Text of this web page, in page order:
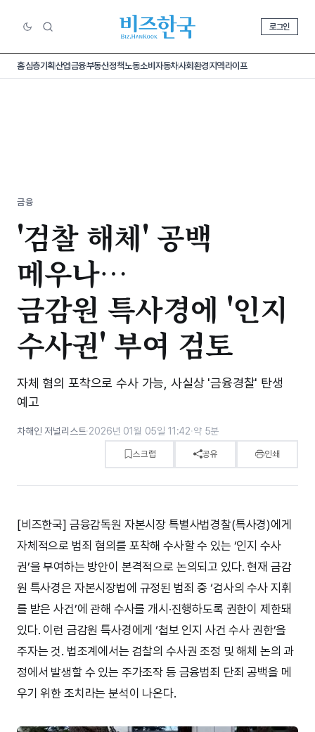
로그인
홈심층기획산업금융부동산정책노동소비 자동차사회환경지역라이프
금융
'검찰 해체' 공백
메우나…
금감원 특사경에 '인지
수사권' 부여 검토
자체 혐의 포착으로 수사 가능, 사실상 '금융경찰' 탄생
예고
차해인 저널리스트·2026년 01월 05일 11:42·약 5분
스크랩 공유 인쇄
[비즈한국] 금융감독원 자본시장 특별사법경찰(특사경)에게
자체적으로 범죄 혐의를 포착해 수사할 수 있는 ‘인지 수사
권’을 부여하는 방안이 본격적으로 논의되고 있다. 현재 금감
원 특사경은 자본시장법에 규정된 범죄 중 ‘검사의 수사 지휘
를 받은 사건’에 관해 수사를 개시·진행하도록 권한이 제한돼
있다. 이런 금감원 특사경에게 ‘첩보 인지 사건 수사 권한’을
주자는 것. 법조계에서는 검찰의 수사권 조정 및 해체 논의 과
정에서 발생할 수 있는 주가조작 등 금융범죄 단죄 공백을 메
우기 위한 조치라는 분석이 나온다.